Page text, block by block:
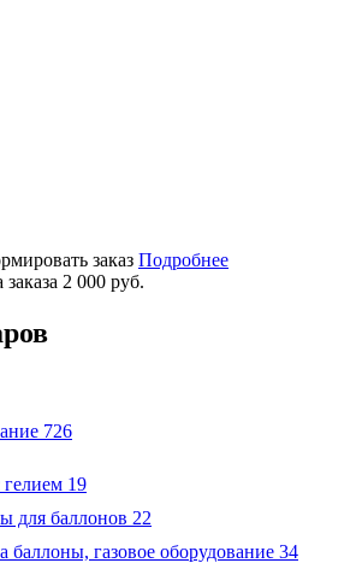
заказ Подробнее
2 000 руб.
726
19
для баллонов 22
баллоны, газовое оборудование 34